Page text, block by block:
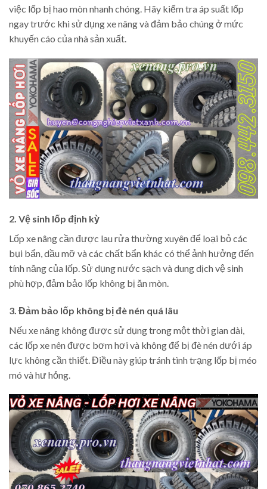
việc lốp bị hao mòn nhanh chóng. Hãy kiểm tra áp suất lốp
ngay trước khi sử dụng xe nâng và đảm bảo chúng ở mức
khuyến cáo của nhà sản xuất.
2. Vệ sinh lốp định kỳ
Lốp xe nâng cần được lau rửa thường xuyên để loại bỏ các
bụi bẩn, dầu mỡ và các chất bẩn khác có thể ảnh hưởng đến
tính năng của lốp. Sử dụng nước sạch và dung dịch vệ sinh
phù hợp, đảm bảo lốp không bị ăn mòn.
3. Đảm bảo lốp không bị đè nén quá lâu
Nếu xe nâng không được sử dụng trong một thời gian dài,
các lốp xe nên được bơm hơi và không để bị đè nén dưới áp
lực không cần thiết. Điều này giúp tránh tình trạng lốp bị méo
mó và hư hỏng.